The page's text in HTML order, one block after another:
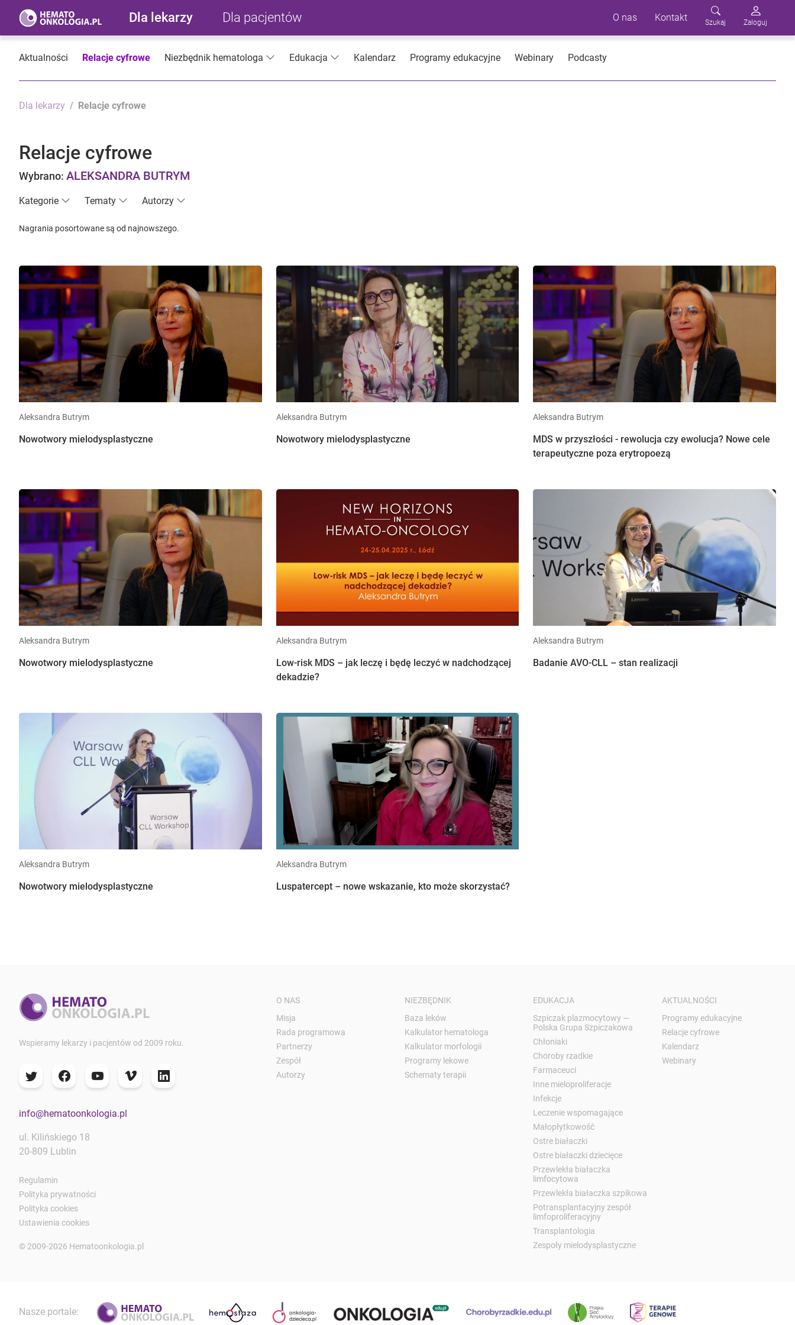
Dla lekarzy Dla pacjentów O nas Kontakt Szukaj Zaloguj
Aktualności Relacje cyfrowe Niezbędnik hematologa Edukacja Kalendarz Programy edukacyjne Webinary Podcasty
Dla lekarzy Relacje cyfrowe
Relacje cyfrowe
Wybrano: ALEKSANDRA BUTRYM
Kategorie Tematy Autorzy
Nagrania posortowane są od najnowszego.
Aleksandra Butrym
Nowotwory mielodysplastyczne
Aleksandra Butrym
Nowotwory mielodysplastyczne
Aleksandra Butrym
MDS w przyszłości - rewolucja czy ewolucja? Nowe cele
terapeutyczne poza erytropoezą
Aleksandra Butrym
Nowotwory mielodysplastyczne
Aleksandra Butrym
Low-risk MDS – jak leczę i będę leczyć w nadchodzącej
dekadzie?
Aleksandra Butrym
Badanie AVO-CLL – stan realizacji
Aleksandra Butrym
Nowotwory mielodysplastyczne
Aleksandra Butrym
Luspatercept – nowe wskazanie, kto może skorzystać?
Wspieramy lekarzy i pacjentów od 2009 roku.
info@hematoonkologia.pl
ul. Kilińskiego 18
20-809 Lublin
Regulamin
Polityka prywatności
Polityka cookies
Ustawienia cookies
© 2009-2026 Hematoonkologia.pl
O NAS
Misja
Rada programowa
Partnerzy
Zespół
Autorzy
NIEZBĘDNIK
Baza leków
Kalkulator hematologa
Kalkulator morfologii
Programy lekowe
Schematy terapii
EDUKACJA
Szpiczak plazmocytowy —
Polska Grupa Szpiczakowa
Chłoniaki
Choroby rzadkie
Farmaceuci
Inne mieloproliferacje
Infekcje
Leczenie wspomagające
Małopłytkowość
Ostre białaczki
Ostre białaczki dziecięce
Przewlekła białaczka
limfocytowa
Przewlekła białaczka szpikowa
Potransplantacyjny zespół
limfoproliferacyjny
Transplantologia
Zespoły mielodysplastyczne
AKTUALNOŚCI
Programy edukacyjne
Relacje cyfrowe
Kalendarz
Webinary
Nasze portale: